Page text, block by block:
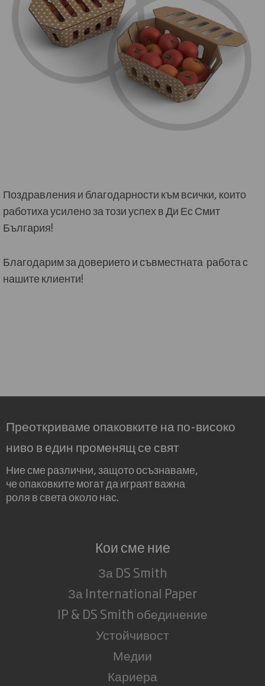
Поздравления и благодарности към всички, които
работиха усилено за този успех в Ди Ес Смит
България!
Благодарим за доверието и съвместната работа с
нашите клиенти!
Преоткриваме опаковките на по-високо
ниво в един променящ се свят
Ние сме различни, защото осъзнаваме,
че опаковките могат да играят важна
роля в света около нас.
Кои сме ние
За DS Smith
За International Paper
IP & DS Smith обединение
Устойчивост
Медии
Кариера